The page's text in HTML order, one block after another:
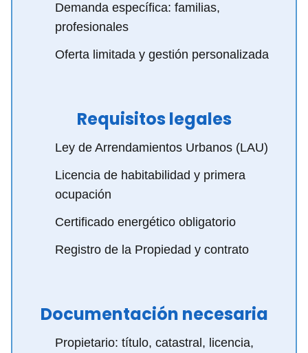
Demanda específica: familias,
profesionales
Oferta limitada y gestión personalizada
Requisitos legales
Ley de Arrendamientos Urbanos (LAU)
Licencia de habitabilidad y primera
ocupación
Certificado energético obligatorio
Registro de la Propiedad y contrato
Documentación necesaria
Propietario: título, catastral, licencia,